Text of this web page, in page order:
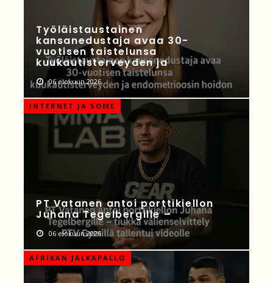
Työläistaustainen
kansanedustaja avaa 30-
vuotisen taistelunsa
kuukautisterveyden ja
06 elokuun 2026
INTERNET JA SOME
PT Vatanen antoi porttikiellon
Juhana Tegelbergille –
06 elokuun 2026
AFRIKAN JALKAPALLO